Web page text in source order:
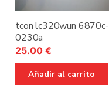
tcon lc320wun 6870c-
0230a
25.00 €
Añadir al carrito